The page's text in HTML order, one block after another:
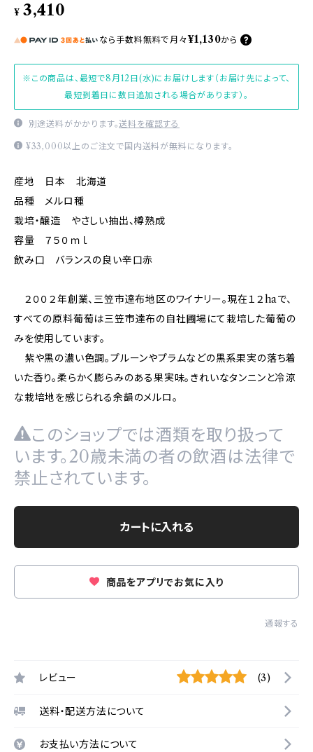
¥ 3,410
なら 手数料無料で 月々¥1,130から
※この商品は、最短で8月12日(水)にお届けします（お届け先によって、
最短到着日に数日追加される場合があります）。
別途送料がかかります。送料を確認する
¥33,000以上のご注文で国内送料が無料になります。
産地 日本 北海道
品種 メルロ種
栽培・醸造 やさしい抽出、樽熟成
容量 ７５０ｍｌ
飲み口 バランスの良い辛口赤
２００２年創業、三笠市達布地区のワイナリー。現在１２haで、
すべての原料葡萄は三笠市達布の自社圃場にて栽培した葡萄の
みを使用しています。
紫や黒の濃い色調。プルーンやプラムなどの黒系果実の落ち着
いた香り。柔らかく膨らみのある果実味。きれいなタンニンと冷涼
な栽培地を感じられる余韻のメルロ。
このショップでは酒類を取り扱って
います。20歳未満の者の飲酒は法律で
禁止されています。
カートに入れる
商品をアプリでお気に入り
通報する
レビュー (3)
送料・配送方法について
お支払い方法について